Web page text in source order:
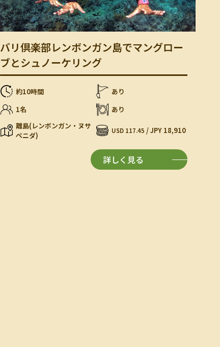
バリ倶楽部レンボンガン島でマングロー
ブとシュノーケリング
約10時間
あり
1名
あり
離島(レンボンガン・ヌサ
ペニダ)
USD 117.45 / JPY 18,910
詳しく見る